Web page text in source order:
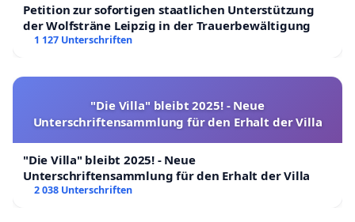
Petition zur sofortigen staatlichen Unterstützung
der Wolfsträne Leipzig in der Trauerbewältigung
1 127 Unterschriften
"Die Villa" bleibt 2025! - Neue
Unterschriftensammlung für den Erhalt der Villa
"Die Villa" bleibt 2025! - Neue
Unterschriftensammlung für den Erhalt der Villa
2 038 Unterschriften